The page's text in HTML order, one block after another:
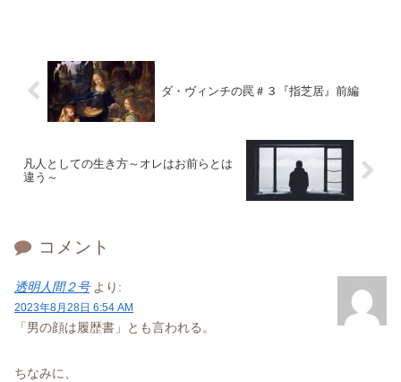
ダ・ヴィンチの罠＃３『指芝居』前編
凡人としての生き方～オレはお前らとは
違う～
コメント
透明人間２号 より:
2023年8月28日 6:54 AM
「男の顔は履歴書」とも言われる。
ちなみに、